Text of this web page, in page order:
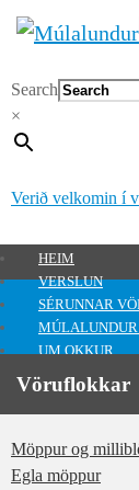
Search
×
Verið velkomin í
HEIM
VERSLUN
SÉRUNNAR
UM OKKUR
HAFA SAMBAND
MITT SVÆÐI
0kr.
Vöruflokkar
Möppur og
Egla möppur